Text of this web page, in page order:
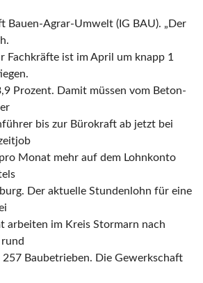
Bauen-Agrar-Umwelt (IG BAU). „Der
Fachkräfte ist im April um knapp 1
Prozent. Damit müssen vom Beton-
bis zur Bürokraft ab jetzt bei
Monat mehr auf dem Lohnkonto
Der aktuelle Stundenlohn für eine
arbeiten im Kreis Stormarn nach
Baubetrieben. Die Gewerkschaft